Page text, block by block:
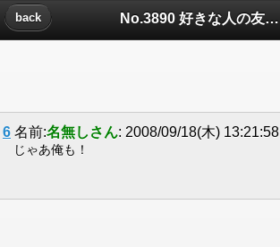
No.3890 好きな人の友達についたコメント
back
6 名前:名無しさん: 2008/09/18(木) 13:21:58
じゃあ俺も！